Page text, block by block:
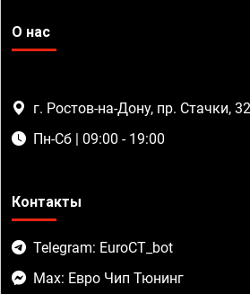
О нас
г. Ростов-на-Дону, пр. Стачки,
Пн-Сб | 09:00 - 19:00
Контакты
Telegram: EuroCT_bot
Max: Евро Чип Тюнинг